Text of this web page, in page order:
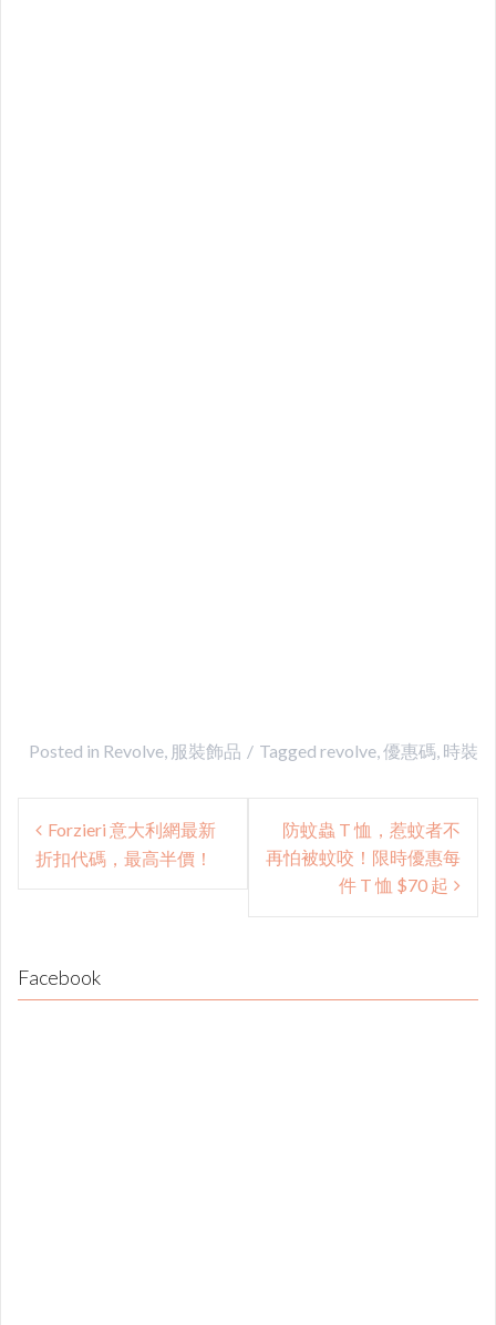
Posted in Revolve, 服裝飾品 Tagged revolve,優惠碼, 時裝
Post
navigation
Forzieri 意大利網最新
折扣代碼，最高半價！
防蚊蟲 T 恤，惹蚊者不
再怕被蚊咬！限時優惠每
件 T 恤 $70 起
Facebook